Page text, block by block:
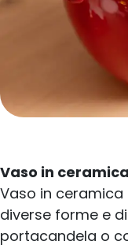
Vaso in
Vaso in
diverse forme e
portacandela o